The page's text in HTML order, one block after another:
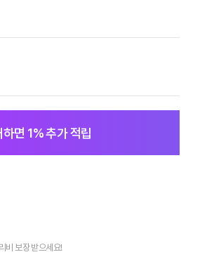
면 1% 추가 적립
비 보장 받으세요!